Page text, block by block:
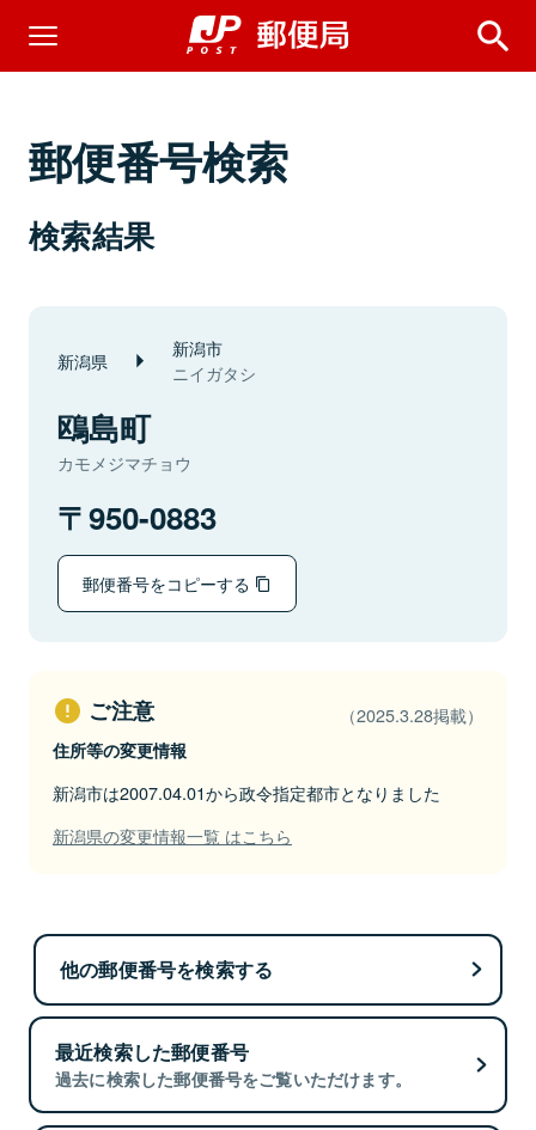
郵便番号検索
検索結果
新潟県 新潟市
ニイガタシ
鴎島町
カモメジマチョウ
950-0883
郵便番号をコピーする
ご注意 （2025.3.28掲載）
住所等の変更情報
新潟市は2007.04.01から政令指定都市となりました
新潟県の変更情報一覧 はこちら
他の郵便番号を検索する
最近検索した郵便番号
過去に検索した郵便番号をご覧いただけます。